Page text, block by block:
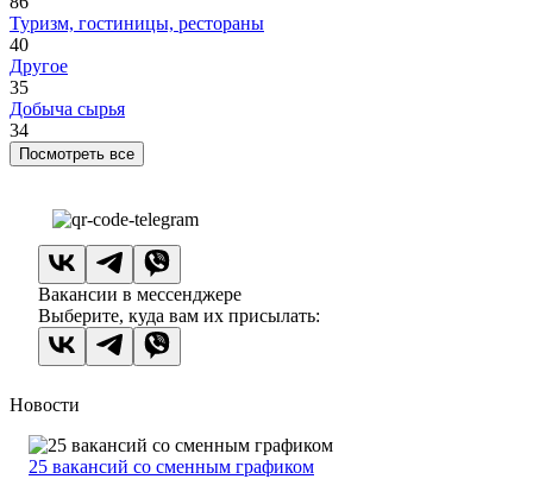
Туризм, гостиницы, рестораны
40
Другое
35
Добыча сырья
34
Посмотреть все
Вакансии в мессенджере
Выберите, куда вам их присылать:
Новости
25 вакансий со сменным графиком